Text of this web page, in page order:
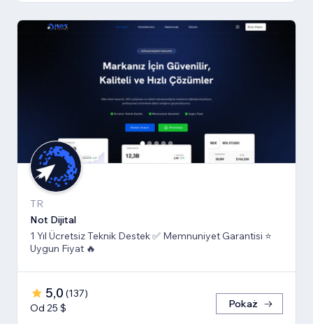
TR
Not Dijital
1 Yıl Ücretsiz Teknik Destek ✅ Memnuniyet Garantisi ⭐
Uygun Fiyat 🔥
5,0 (137)
Od 25 $
Pokaż